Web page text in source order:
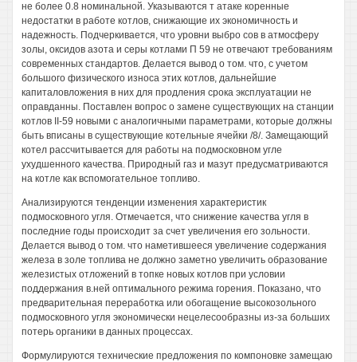
не более 0.8 номинальной. Указываются т атаке коренные
недостатки в работе котлов, снижающие их экономичность и
надежность. Подчеркивается, что уровни выбро сов в атмосферу
золы, оксидов азота и серы котлами П 59 не отвечают требованиям
современных стандартов. Делается вывод о том. что, с учетом
большого физического износа этих котлов, дальнейшие
капиталовложения в них для продления срока эксплуатации не
оправданны. Поставлен вопрос о замене существующих на станции
котлов II-59 новыми с аналогичными параметрами, которые должны
быть вписаны в существующие котельные ячейки /8/. Замещающий
котел рассчитывается для работы на подмосковном угле
ухудшенного качества. Природный газ и мазут предусматриваются
на котле как вспомогательное топливо.
Анализируются тенденции изменения характеристик
подмосковного угля. Отмечается, что снижение качества угля в
последние годы происходит за счет увеличения его зольности.
Делается вывод о том. что наметившееся увеличение содержания
железа в золе топлива не должно заметно увеличить образование
железистых отложений в топке новых котлов при условии
поддержания в.ней оптимального режима горения. Показано, что
предварительная переработка или обогащение высокозольного
подмосковного угля экономически нецелесообразны из-за больших
потерь органики в данных процессах.
Формулируются технические предложения по компоновке замещаю